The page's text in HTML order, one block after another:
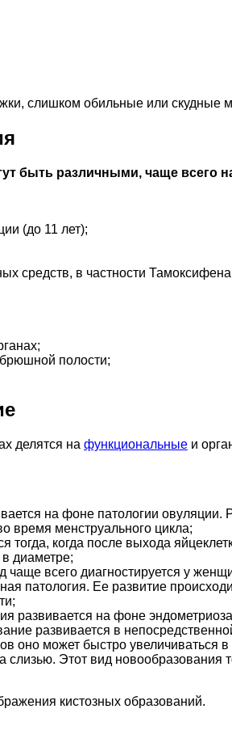
слишком обильные или скудные
быть различными, чаще всего
(до 11 лет);
средств, в частности
полости;
делятся на функциональные и
на фоне патологии
время менструального цикла;
тогда, когда после выхода
диаметре;
чаще всего диагностируется у
патология. Ее развитие
развивается на фоне
развивается в
оно может быстро увеличиваться в
слизью. Этот вид новообразования
кистозных образований.